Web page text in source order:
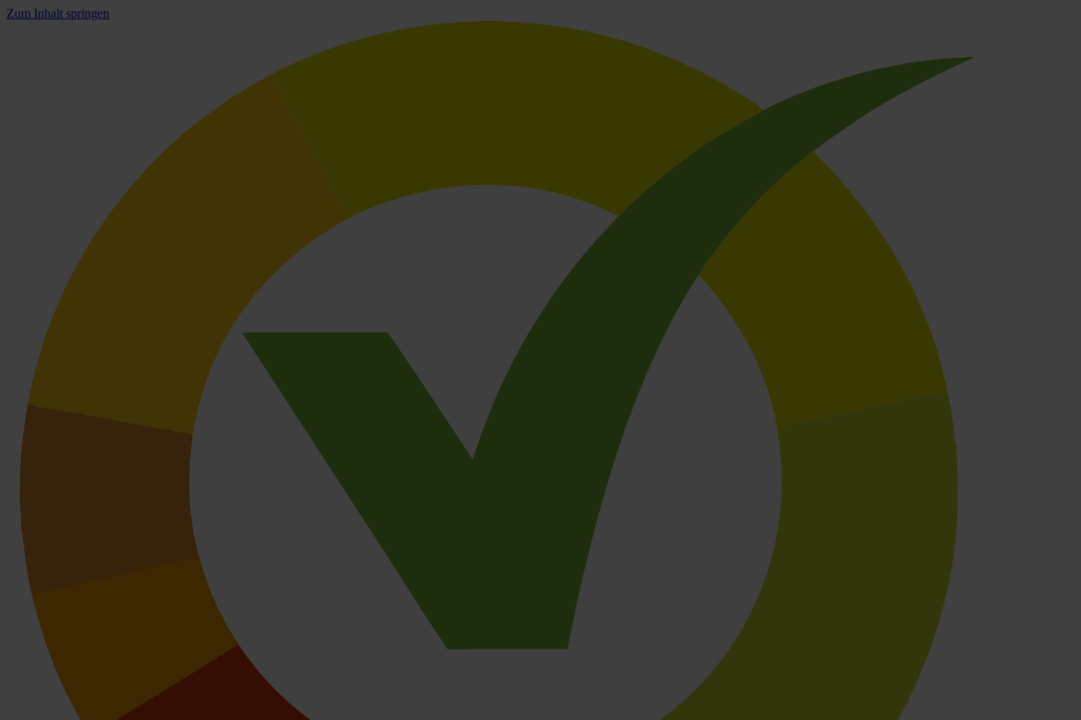
Zum Inhalt springen